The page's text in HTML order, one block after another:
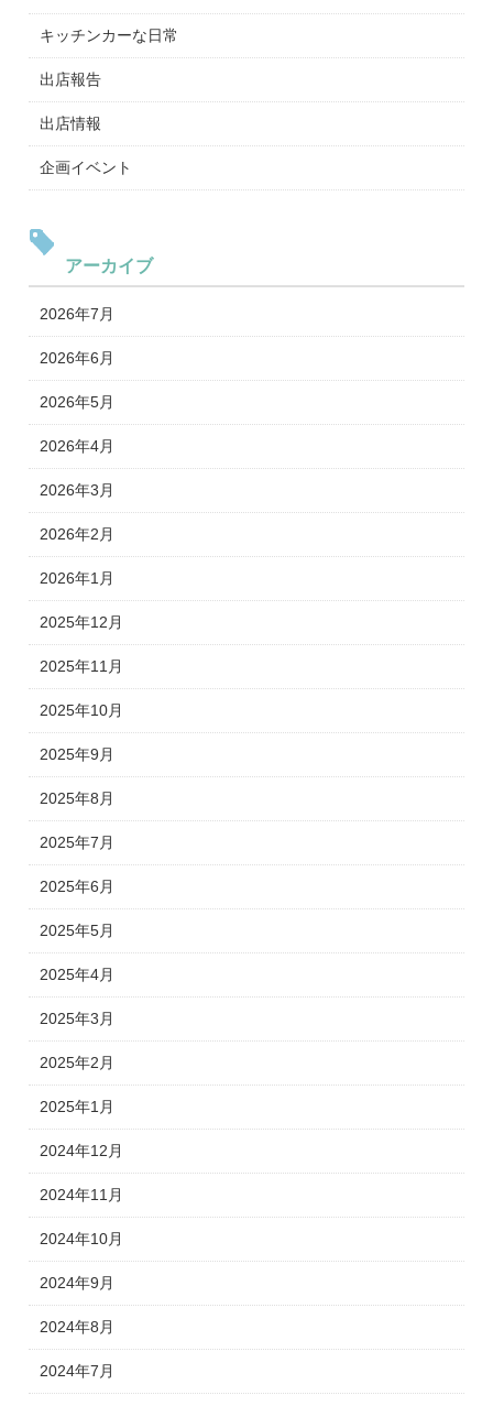
キッチンカーな日常
出店報告
出店情報
企画イベント
アーカイブ
2026年7月
2026年6月
2026年5月
2026年4月
2026年3月
2026年2月
2026年1月
2025年12月
2025年11月
2025年10月
2025年9月
2025年8月
2025年7月
2025年6月
2025年5月
2025年4月
2025年3月
2025年2月
2025年1月
2024年12月
2024年11月
2024年10月
2024年9月
2024年8月
2024年7月